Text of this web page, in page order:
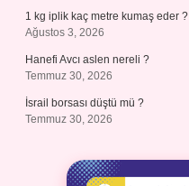
1 kg iplik kaç metre kumaş eder ?
Ağustos 3, 2026
Hanefi Avcı aslen nereli ?
Temmuz 30, 2026
İsrail borsası düştü mü ?
Temmuz 30, 2026